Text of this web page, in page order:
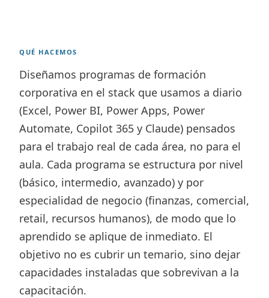
QUÉ HACEMOS
Diseñamos programas de formación
corporativa en el stack que usamos a diario
(Excel, Power BI, Power Apps, Power
Automate, Copilot 365 y Claude) pensados
para el trabajo real de cada área, no para el
aula. Cada programa se estructura por nivel
(básico, intermedio, avanzado) y por
especialidad de negocio (finanzas, comercial,
retail, recursos humanos), de modo que lo
aprendido se aplique de inmediato. El
objetivo no es cubrir un temario, sino dejar
capacidades instaladas que sobrevivan a la
capacitación.